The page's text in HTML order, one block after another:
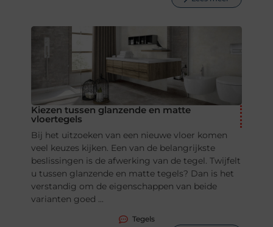
Kiezen tussen glanzende en matte
vloertegels
Bij het uitzoeken van een nieuwe vloer komen
veel keuzes kijken. Een van de belangrijkste
beslissingen is de afwerking van de tegel. Twijfelt
u tussen glanzende en matte tegels? Dan is het
verstandig om de eigenschappen van beide
varianten goed ...
Tegels